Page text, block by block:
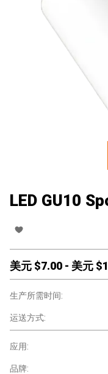
LED GU10
美元 $7.00 - 美元 $
生产所需时间:
运送方式:
应用:
品牌: